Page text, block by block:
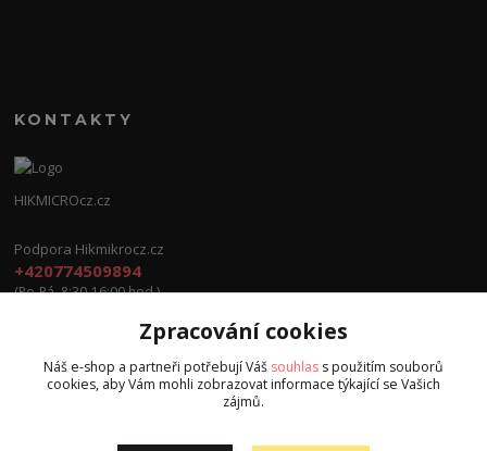
KONTAKTY
HIKMICROcz.cz
Podpora Hikmikrocz.cz
+420774509894
(Po-Pá, 8:30-16:00 hod.)
info@hikmicrocz.cz
Zpracování cookies
Náš e-shop a partneři potřebují Váš souhlas s použitím souborů
cookies, aby Vám mohli zobrazovat informace týkající se Vašich
zájmů.